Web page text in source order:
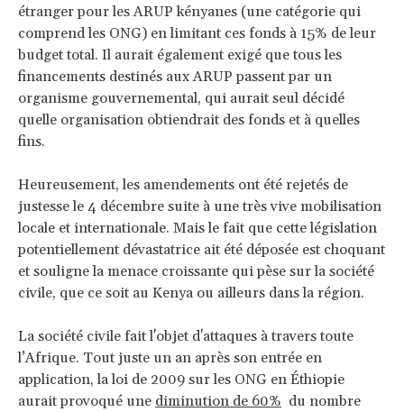
étranger pour les ARUP kényanes (une catégorie qui
comprend les ONG) en limitant ces fonds à 15% de leur
budget total. Il aurait également exigé que tous les
financements destinés aux ARUP passent par un
organisme gouvernemental, qui aurait seul décidé
quelle organisation obtiendrait des fonds et à quelles
fins.
Heureusement, les amendements ont été rejetés de
justesse le 4 décembre suite à une très vive mobilisation
locale et internationale. Mais le fait que cette législation
potentiellement dévastatrice ait été déposée est choquant
et souligne la menace croissante qui pèse sur la société
civile, que ce soit au Kenya ou ailleurs dans la région.
La société civile fait l'objet d'attaques à travers toute
l’Afrique. Tout juste un an après son entrée en
application, la loi de 2009 sur les ONG en Éthiopie
aurait provoqué une diminution de 60% du nombre